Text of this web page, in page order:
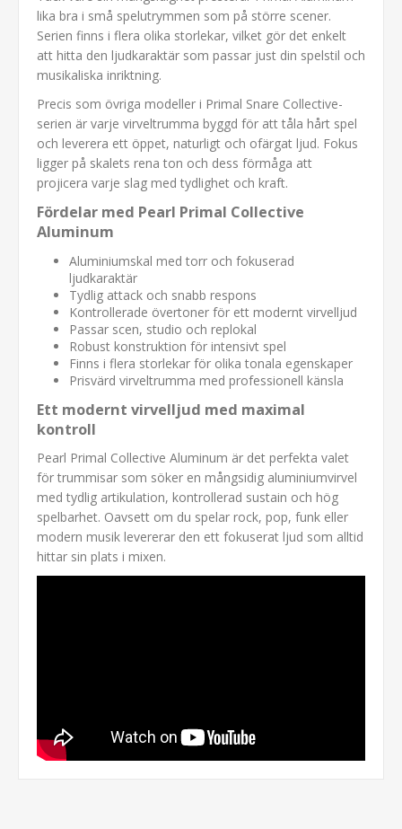
lika bra i små spelutrymmen som på större scener.
Serien finns i flera olika storlekar, vilket gör det enkelt
att hitta den ljudkaraktär som passar just din spelstil och
musikaliska inriktning.
Precis som övriga modeller i Primal Snare Collective-
serien är varje virveltrumma byggd för att tåla hårt spel
och leverera ett öppet, naturligt och ofärgat ljud. Fokus
ligger på skalets rena ton och dess förmåga att
projicera varje slag med tydlighet och kraft.
Fördelar med Pearl Primal Collective
Aluminum
Aluminiumskal med torr och fokuserad
ljudkaraktär
Tydlig attack och snabb respons
Kontrollerade övertoner för ett modernt virvelljud
Passar scen, studio och replokal
Robust konstruktion för intensivt spel
Finns i flera storlekar för olika tonala egenskaper
Prisvärd virveltrumma med professionell känsla
Ett modernt virvelljud med maximal
kontroll
Pearl Primal Collective Aluminum är det perfekta valet
för trummisar som söker en mångsidig aluminiumvirvel
med tydlig artikulation, kontrollerad sustain och hög
spelbarhet. Oavsett om du spelar rock, pop, funk eller
modern musik levererar den ett fokuserat ljud som alltid
hittar sin plats i mixen.